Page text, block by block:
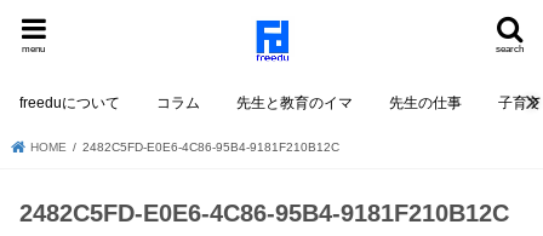
search
menu
freeduについて コラム 先生と教育のイマ 先生の仕事 子育て
HOME 2482C5FD-E0E6-4C86-95B4-9181F210B12C
2482C5FD-E0E6-4C86-95B4-9181F210B12C